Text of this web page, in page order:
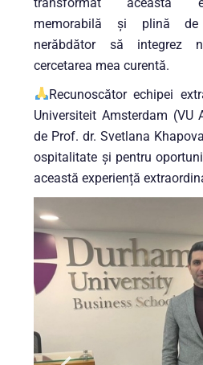
memorabilă și plină de
nerăbdător să integrez
cercetarea mea curentă.
Recunoscător echipei
Universiteit Amsterdam (VU
de Prof. dr. Svetlana
ospitalitate și pentru
această experiență